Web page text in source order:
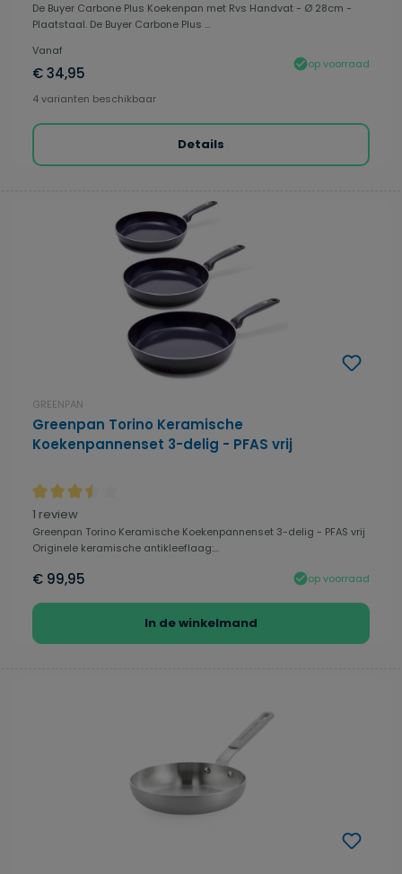
De Buyer Carbone Plus Koekenpan met Rvs Handvat - Ø 28cm -
Plaatstaal. De Buyer Carbone Plus ...
Vanaf
€ 34,95
op voorraad
4 varianten beschikbaar
Details
GREENPAN
Greenpan Torino Keramische
Koekenpannenset 3-delig - PFAS vrij
Gemiddelde waardering van 3.5 van 5 sterren
1 review
Greenpan Torino Keramische Koekenpannenset 3-delig - PFAS vrij
Originele keramische antikleeflaag:...
€ 99,95 op voorraad
In de winkelmand